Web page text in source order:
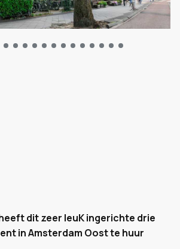
dit zeer leuK ingerichte drie
in Amsterdam Oost te huur